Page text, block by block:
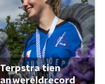
tien
wereldrecord